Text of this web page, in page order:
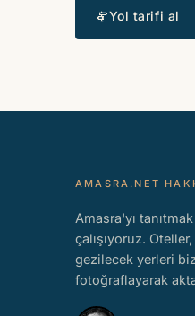
Yol tarifi al
AMASRA.NET
Amasra'yı
çalışıyoruz.
gezilecek yerleri
fotoğraflayarak